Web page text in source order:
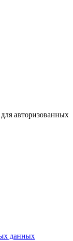
авторизованных
данных